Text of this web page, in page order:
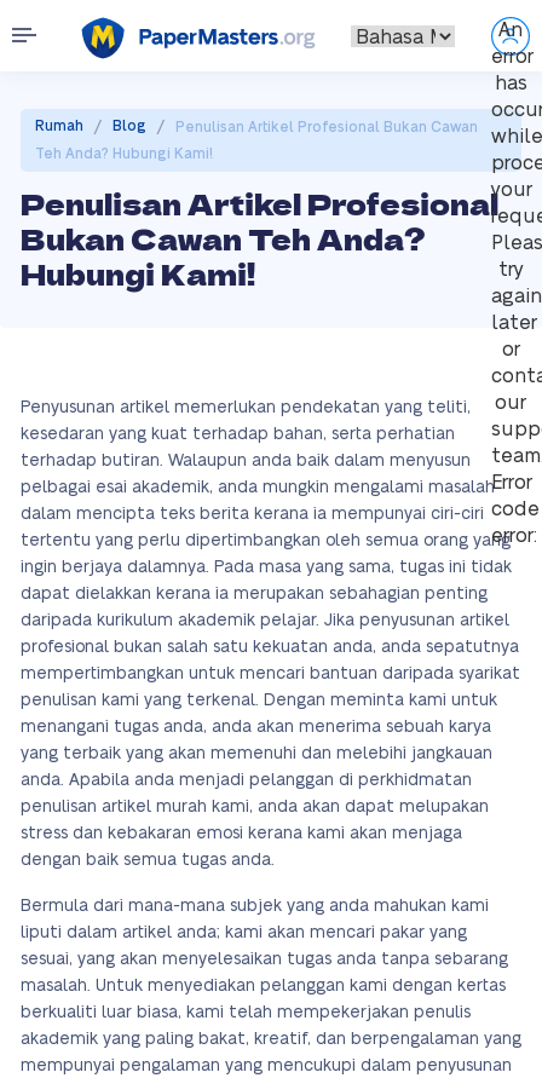
An
error
has
while
your
try
again
later
or
our
Error
code
error:
Rumah / Blog /
Penulisan Artikel Profesional Bukan Cawan
Teh Anda? Hubungi Kami!
Penulisan Artikel Profesional
Bukan Cawan Teh Anda?
Hubungi Kami!
Penyusunan artikel memerlukan pendekatan yang teliti,
kesedaran yang kuat terhadap bahan, serta perhatian
terhadap butiran. Walaupun anda baik dalam menyusun
pelbagai esai akademik, anda mungkin mengalami masalah
dalam mencipta teks berita kerana ia mempunyai ciri-ciri
tertentu yang perlu dipertimbangkan oleh semua orang yang
ingin berjaya dalamnya. Pada masa yang sama, tugas ini tidak
dapat dielakkan kerana ia merupakan sebahagian penting
daripada kurikulum akademik pelajar. Jika penyusunan artikel
profesional bukan salah satu kekuatan anda, anda sepatutnya
mempertimbangkan untuk mencari bantuan daripada syarikat
penulisan kami yang terkenal. Dengan meminta kami untuk
menangani tugas anda, anda akan menerima sebuah karya
yang terbaik yang akan memenuhi dan melebihi jangkauan
anda. Apabila anda menjadi pelanggan di perkhidmatan
penulisan artikel murah kami, anda akan dapat melupakan
stress dan kebakaran emosi kerana kami akan menjaga
dengan baik semua tugas anda.
Bermula dari mana-mana subjek yang anda mahukan kami
liputi dalam artikel anda; kami akan mencari pakar yang
sesuai, yang akan menyelesaikan tugas anda tanpa sebarang
masalah. Untuk menyediakan pelanggan kami dengan kertas
berkualiti luar biasa, kami telah mempekerjakan penulis
akademik yang paling bakat, kreatif, dan berpengalaman yang
mempunyai pengalaman yang mencukupi dalam penyusunan